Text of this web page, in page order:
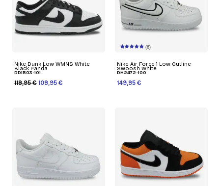
Nike Dunk Low WMNS White
Black Panda
DD1503-101
119,95 € 109,95 €
(6)
Nike Air Force 1 Low Outline
Swoosh White
DH2472-100
149,95 €